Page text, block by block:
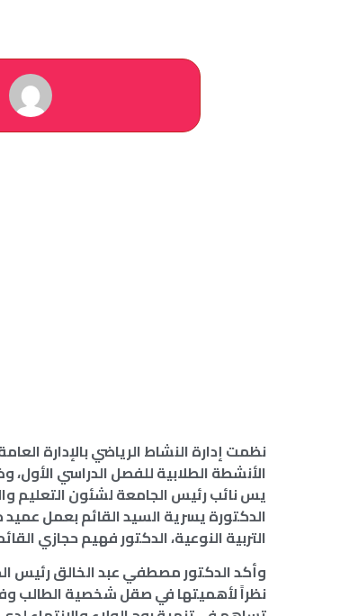
نظمت إدارة النشاط الرياضي بالإدارة
الأنشطة الطلابية للفصل الدراسي الأول،
يس نائب رئيس الجامعة لشئون التعليم
الدكتورة يسرية السيد القائم بعمل
التربية النوعية، الدكتور فهيم حجازي
وأكد الدكتور مصطفي عبد الخالق رئيس
نظراً لأهميتها في صقل شخصية الطالب